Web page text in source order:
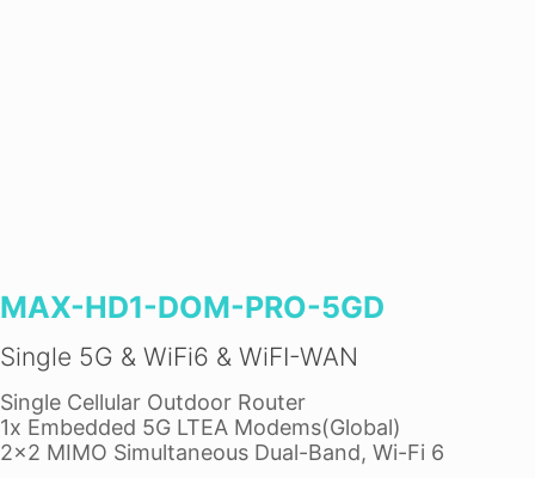
MAX-HD1-DOM-PRO-5GD
Single 5G & WiFi6 & WiFI-WAN
Single Cellular Outdoor Router
1x Embedded 5G LTEA Modems(Global)
2×2 MIMO Simultaneous Dual-Band, Wi-Fi 6